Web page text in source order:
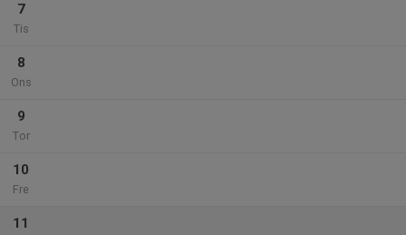
7
Tis
8
Ons
9
Tor
10
Fre
11